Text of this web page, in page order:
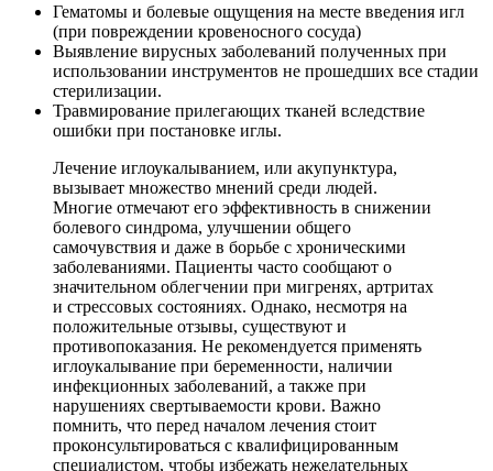
Гематомы и болевые ощущения на месте введения игл
(при повреждении кровеносного сосуда)
Выявление вирусных заболеваний полученных при
использовании инструментов не прошедших все стадии
стерилизации.
Травмирование прилегающих тканей вследствие
ошибки при постановке иглы.
Лечение иглоукалыванием, или акупунктура,
вызывает множество мнений среди людей.
Многие отмечают его эффективность в снижении
болевого синдрома, улучшении общего
самочувствия и даже в борьбе с хроническими
заболеваниями. Пациенты часто сообщают о
значительном облегчении при мигренях, артритах
и стрессовых состояниях. Однако, несмотря на
положительные отзывы, существуют и
противопоказания. Не рекомендуется применять
иглоукалывание при беременности, наличии
инфекционных заболеваний, а также при
нарушениях свертываемости крови. Важно
помнить, что перед началом лечения стоит
проконсультироваться с квалифицированным
специалистом, чтобы избежать нежелательных